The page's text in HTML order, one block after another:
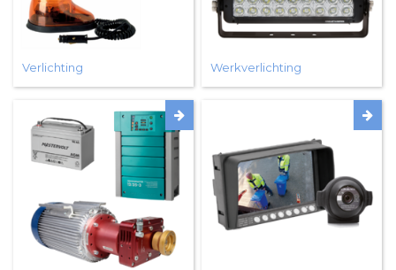
Verlichting Werkverlichting